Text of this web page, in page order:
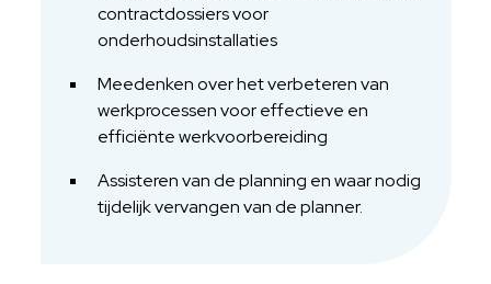
contractdossiers voor
onderhoudsinstallaties
Meedenken over het verbeteren van
werkprocessen voor effectieve en
efficiënte werkvoorbereiding
Assisteren van de planning en waar nodig
tijdelijk vervangen van de planner.